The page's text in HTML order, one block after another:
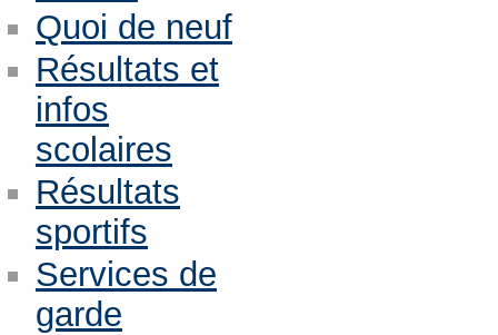
Quoi de neuf
Résultats et
infos
scolaires
Résultats
sportifs
Services de
garde